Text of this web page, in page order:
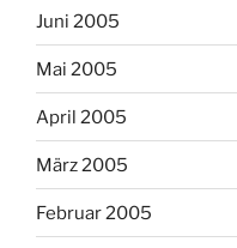
Juni 2005
Mai 2005
April 2005
März 2005
Februar 2005